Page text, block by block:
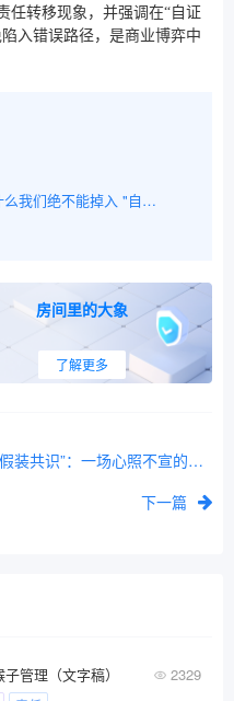
任转移现象，并强调在“自证
入错误路径，是商业博弈中
当质疑来临时：为什么我们绝不能掉入 "自证陷阱" 的深渊？
房间里的大象
了解更多
“假装共识”：一场心照不宣的风险游戏
下一篇
管理（文字稿） 2329